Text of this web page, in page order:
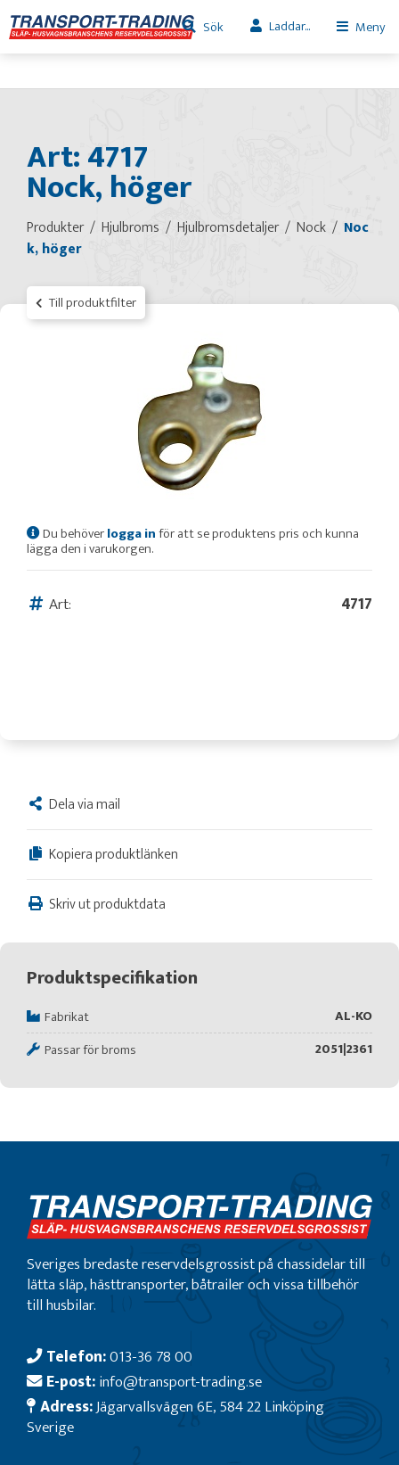
Sök Laddar... Meny
Art: 4717
Nock, höger
Produkter Hjulbroms Hjulbromsdetaljer Nock
Noc
k, höger
Till produktfilter
Du behöverlogga inför att se produktens pris och kunna
lägga den i varukorgen.
Art: 4717
Dela via mail
Kopiera produktlänken
Skriv ut produktdata
Produktspecifikation
Fabrikat
AL-KO
Passar för broms
2051|2361
Sveriges bredaste reservdelsgrossist på chassidelar till
lätta släp, hästtransporter, båtrailer och vissa tillbehör
till husbilar.
Telefon:013-36 78 00
E-post:info@transport-trading.se
Adress:Jägarvallsvägen 6E, 584 22 Linköping
Sverige